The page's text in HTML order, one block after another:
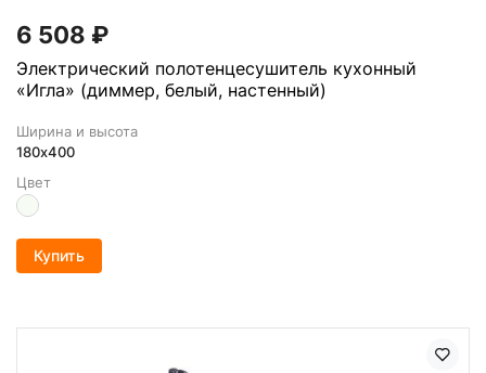
6 508 ₽
Электрический полотенцесушитель кухонный
«Игла» (диммер, белый, настенный)
Ширина и высота
180х400
Цвет
Купить